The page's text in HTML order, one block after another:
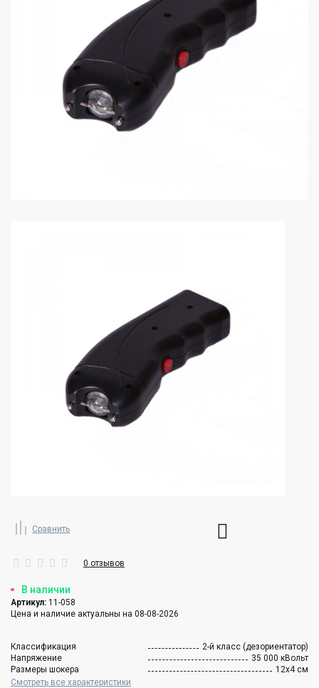
Сравнить
0 отзывов
В наличии
Артикул: 11-058
Цена и наличие актуальны на 08-08-2026
Классификация
2-й класс (дезориентатор)
Напряжение
35 000 кВольт
Размеры шокера
12х4 см
Смотреть все характеристики